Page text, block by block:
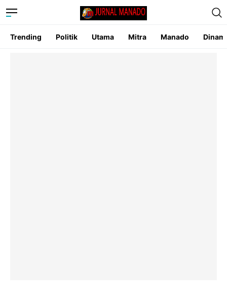
Trending Politik Utama Mitra Manado